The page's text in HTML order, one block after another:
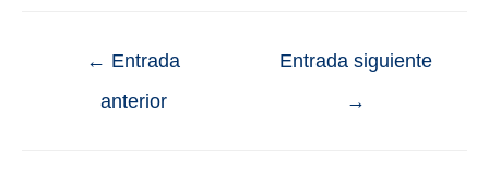
← Entrada
anterior
Entrada siguiente
→